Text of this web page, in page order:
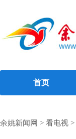
首页
余姚新闻网 > 看电视 >